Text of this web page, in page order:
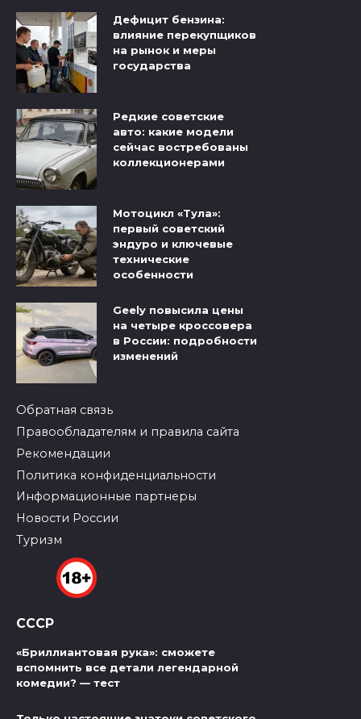
Дефицит бензина:
влияние перекупщиков
на рынок и меры
государства
Редкие советские
авто: какие модели
сейчас востребованы
коллекционерами
Мотоцикл «Тула»:
первый советский
эндуро и ключевые
технические
особенности
Geely повысила цены
на четыре кроссовера
в России: подробности
изменений
Обратная связь
Правообладателям и правила сайта
Рекомендации
Политика конфиденциальности
Информационные партнеры
Новости России
Туризм
СССР
«Бриллиантовая рука»: сможете
вспомнить все детали легендарной
комедии? — тест